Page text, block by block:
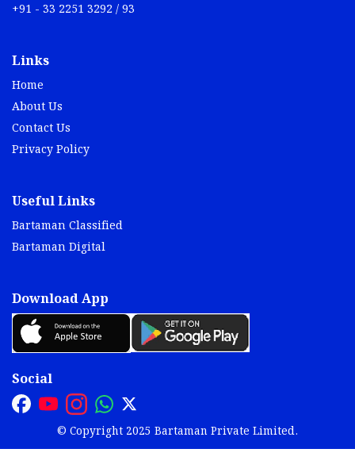
+91 - 33 2251 3292 / 93
Links
Home
About Us
Contact Us
Privacy Policy
Useful Links
Bartaman Classified
Bartaman Digital
Download App
Social
© Copyright 2025 Bartaman Private Limited.